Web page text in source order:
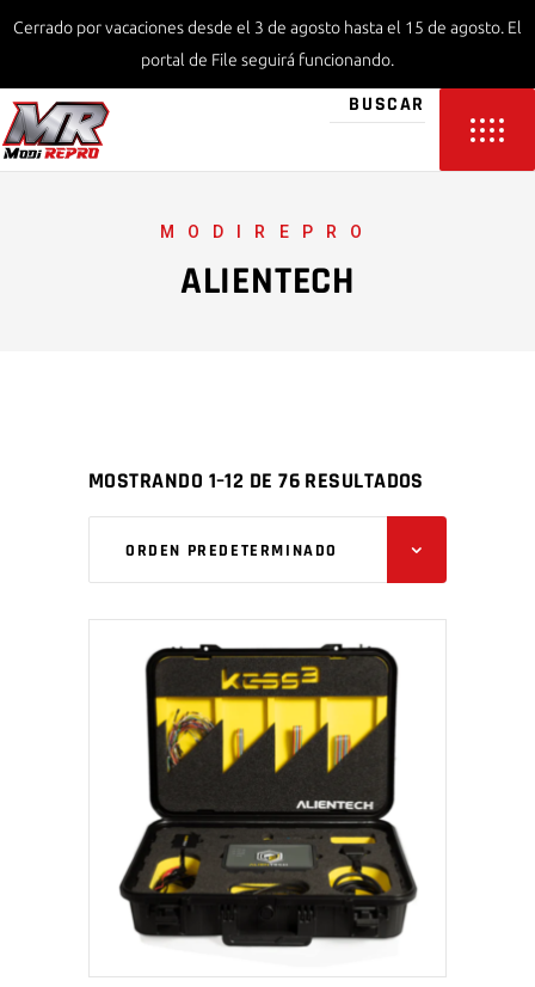
Cerrado por vacaciones desde el 3 de agosto hasta el 15 de agosto. El
portal de File seguirá funcionando.
MODIREPRO
ALIENTECH
MOSTRANDO 1–12 DE 76 RESULTADOS
ORDEN PREDETERMINADO